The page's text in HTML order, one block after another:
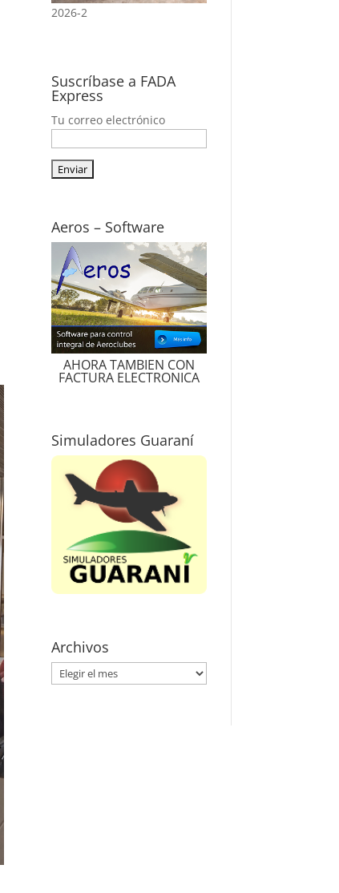
2026-2
Suscríbase a FADA
Express
Tu correo electrónico
Aeros – Software
AHORA TAMBIEN CON
FACTURA ELECTRONICA
Simuladores Guaraní
Archivos
Archivos